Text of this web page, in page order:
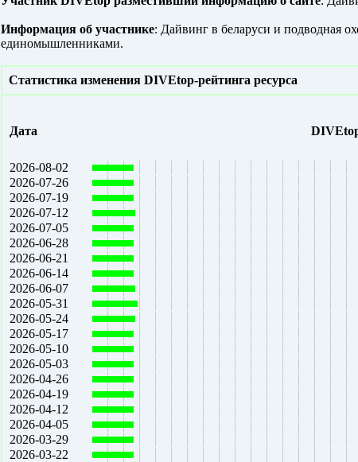
Информация об участнике: Дайвинг в беларуси и подводная
единомышленниками.
Статистика изменения DIVEtop-рейтинга ресурса
Дата
2026-08-02
2026-07-26
2026-07-19
2026-07-12
2026-07-05
2026-06-28
2026-06-21
2026-06-14
2026-06-07
2026-05-31
2026-05-24
2026-05-17
2026-05-10
2026-05-03
2026-04-26
2026-04-19
2026-04-12
2026-04-05
2026-03-29
2026-03-22